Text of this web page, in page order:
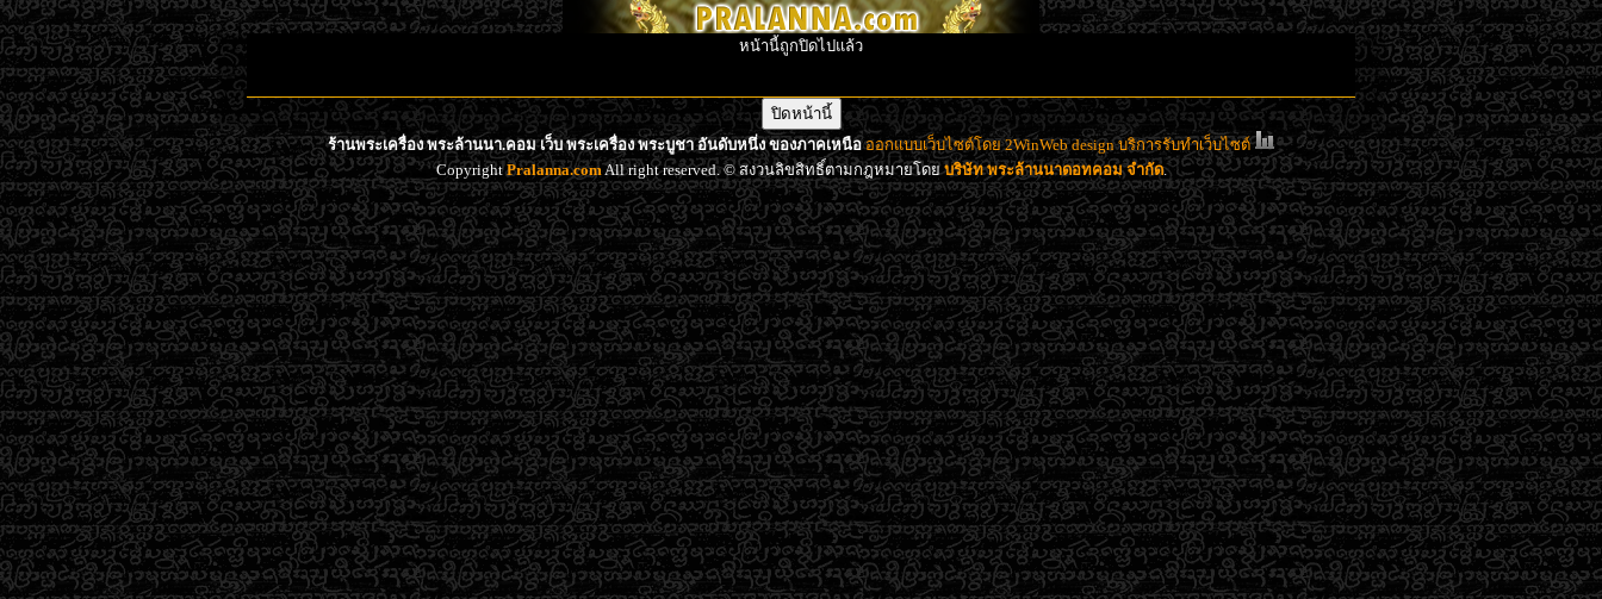
หน้านี้ถูกปิดไปแล้ว
ร้านพระเครื่อง พระล้านนา.คอม เว็บ พระเครื่อง พระบูชา อันดับหนึ่ง ของภาคเหนือออกแบบเว็บไซต์โดย 2WinWeb design บริการรับทำเว็บไซต์
CopyrightPralanna.comAll right reserved. © สงวนลิขสิทธิ์ตามกฎหมายโดยบริษัท พระล้านนาดอทคอม จำกัด.